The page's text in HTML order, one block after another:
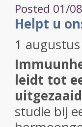
Posted 01/
Helpt u
1
leidt tot
studie bij